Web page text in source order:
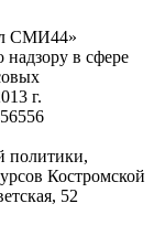
СМИ44»
надзору в сфере
г.
политики,
Костромской
52